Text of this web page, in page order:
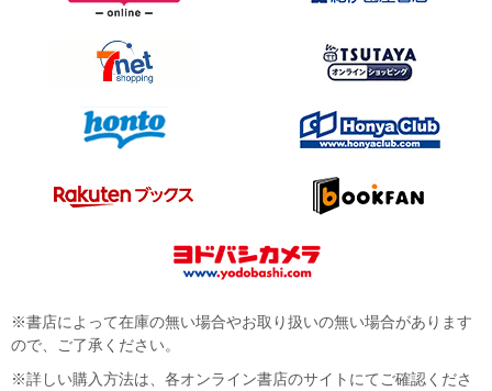
※書店によって在庫の無い場合やお取り扱いの無い場合があります
ので、ご了承ください。
※詳しい購入方法は、各オンライン書店のサイトにてご確認くださ